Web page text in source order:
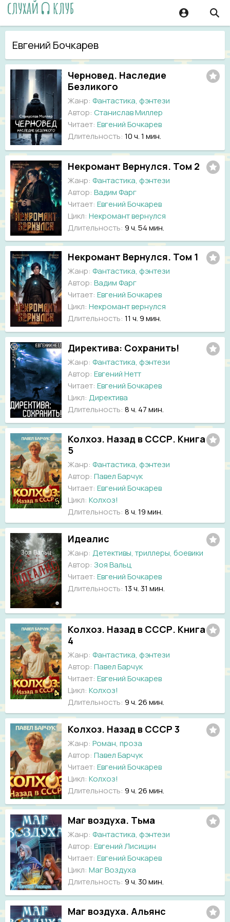
Евгений Бочкарев
Черновед. Наследие
Безликого
Жанр: Фантастика, фэнтези
Автор: Станислав Миллер
Читает: Евгений Бочкарев
Длительность: 10 ч. 1 мин.
Некромант Вернулся. Том 2
Жанр: Фантастика, фэнтези
Автор: Вадим Фарг
Читает: Евгений Бочкарев
Цикл: Некромант вернулся
Длительность: 9 ч. 54 мин.
Некромант Вернулся. Том 1
Жанр: Фантастика, фэнтези
Автор: Вадим Фарг
Читает: Евгений Бочкарев
Цикл: Некромант вернулся
Длительность: 11 ч. 9 мин.
Директива: Сохранить!
Жанр: Фантастика, фэнтези
Автор: Евгений Нетт
Читает: Евгений Бочкарев
Цикл: Директива
Длительность: 8 ч. 47 мин.
Колхоз. Назад в СССР. Книга
5
Жанр: Фантастика, фэнтези
Автор: Павел Барчук
Читает: Евгений Бочкарев
Цикл: Колхоз!
Длительность: 8 ч. 19 мин.
Идеалис
Жанр: Детективы, триллеры, боевики
Автор: Зоя Вальц
Читает: Евгений Бочкарев
Длительность: 13 ч. 31 мин.
Колхоз. Назад в СССР. Книга
4
Жанр: Фантастика, фэнтези
Автор: Павел Барчук
Читает: Евгений Бочкарев
Цикл: Колхоз!
Длительность: 9 ч. 26 мин.
Колхоз. Назад в СССР 3
Жанр: Роман, проза
Автор: Павел Барчук
Читает: Евгений Бочкарев
Цикл: Колхоз!
Длительность: 9 ч. 26 мин.
Маг воздуха. Тьма
Жанр: Фантастика, фэнтези
Автор: Евгений Лисицин
Читает: Евгений Бочкарев
Цикл: Маг Воздуха
Длительность: 9 ч. 30 мин.
Маг воздуха. Альянс